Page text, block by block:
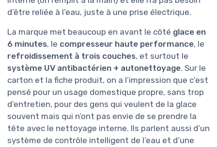
d’être reliée à l’eau, juste à une prise électrique.
La marque met beaucoup en avant le côté glace en
6 minutes, le compresseur haute performance, le
refroidissement à trois couches, et surtout le
système UV antibactérien + autonettoyage. Sur le
carton et la fiche produit, on a l’impression que c’est
pensé pour un usage domestique propre, sans trop
d’entretien, pour des gens qui veulent de la glace
souvent mais qui n’ont pas envie de se prendre la
tête avec le nettoyage interne. Ils parlent aussi d’un
système de contrôle intelligent de l’eau et d’une